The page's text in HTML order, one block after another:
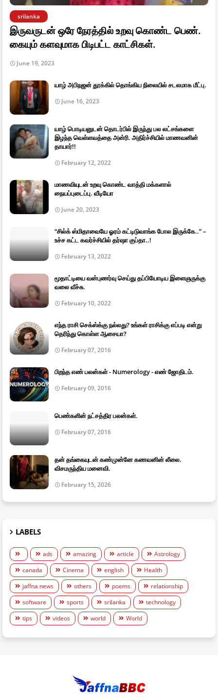
srilanka
இருவருடன் ஒரே நேரத்தில் உறவு கொண்ட பெண்.
கையும் களவுமாக பிடிபட்ட காட்சிகள்.
June 19, 2023
யாழ் அபிநஜன் தூக்கில் தொங்கிய நிலையில் சடலமாக மீட்பு.
June 16, 2023
யாழ் பொடியனுடன் தொடர்பில் இருந்து பல லட்சங்களை
இழந்த வெள்ளவத்தை அன்ரி. அதிர்ச்சியில் மாணவனின்
தாயார்!!
February 12, 2022
மாணவியுடன் உறவு கொண்ட வாத்தி மக்களால்
நையப்புடைப்பு. வீடியோ
June 20, 2023
“சில்க் ஸ்மிதாவையே ஓரம் கட்டிடுவாங்க போல இருக்கே..” –
உச்ச கட்ட கவர்ச்சியில் தர்ஷா குப்தா..!
February 13, 2022
மூதாட்டியை வன்புணர்வு செய்து தப்பியோடிய இளைஞருக்கு
வலை வீச்சு.
February 10, 2022
எந்த ராசி செக்ஸ்க்கு நல்லது? உங்கள் ராசிக்கு எப்படி என்று
தெரிந்து கொள்ள ஆசையா?
February 07, 2016
பிறந்த எண் பலன்கள் - Numerology - எண் ஜோதிடம்.
February 09, 2016
பெண்களின் நட்சத்திர பலன்கள்.
February 07, 2016
தன் தங்கையுடன் கண்முன்னே கணவனின் லீலை.
விசமருந்திய மனைவி.
February 15, 2026
LABELS
ads amazing article
Astrology
canada
Cinema english
Health
jaffna news
others poems
relationship
software
sports srilanka
technology
tips
videos world World